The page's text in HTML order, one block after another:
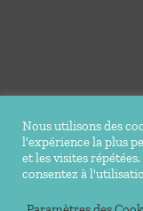
© Copyright
réservés |
Nous utilisons des
l'expérience la plus
et les visites
consentez à